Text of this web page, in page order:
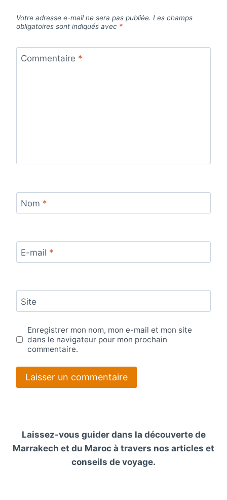
Votre adresse e-mail ne sera pas publiée. Les champs
obligatoires sont indiqués avec *
Commentaire *
Nom *
E-mail *
Site
Enregistrer mon nom, mon e-mail et mon site
dans le navigateur pour mon prochain
commentaire.
Laissez-vous guider dans la découverte de
Marrakech et du Maroc à travers nos articles et
conseils de voyage.